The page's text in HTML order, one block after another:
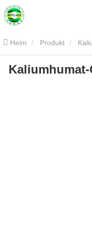
Heim Produkt
Kaliumhumat-Granulat-